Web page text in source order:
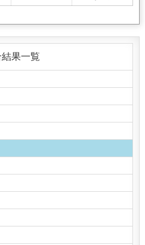
果一覧